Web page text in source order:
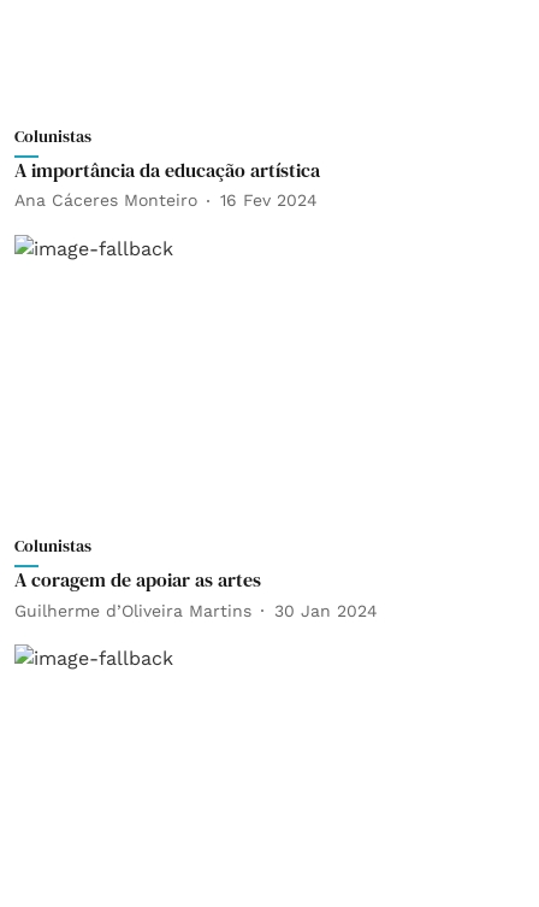
Colunistas
A importância da educação artística
Ana Cáceres Monteiro 16 Fev 2024
Colunistas
A coragem de apoiar as artes
Guilherme d’Oliveira Martins 30 Jan 2024